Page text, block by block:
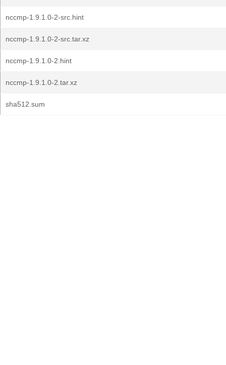
nccmp-1.9.1.0-2-src.hint
nccmp-1.9.1.0-2-src.tar.xz
nccmp-1.9.1.0-2.hint
nccmp-1.9.1.0-2.tar.xz
sha512.sum